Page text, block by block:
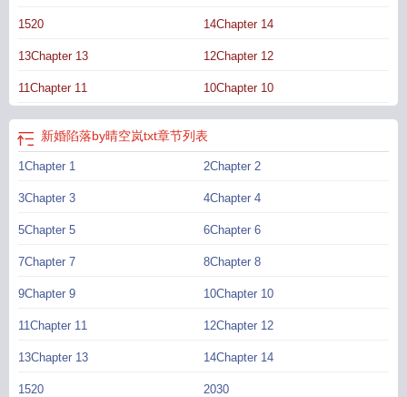
的科技新贵。依旧清冷矜贵，淡于情事。许语茉以为两人的婚姻只是各取所需的
一纸协议。直到某天整理家中电脑时，她无意点开一个文件夹，里面全是她高中
初恋。【阅读提醒】1.双洁he，乖萌大小姐vs腹黑太子爷，天降上位，竹马追妻
火葬场追不上2.女主视角先婚后爱，男主视角暗恋成真——下本待开《竹马失忆
后》——李乐盈的竹马傅斯延，堪称别人家的孩子典范——成绩好、性格稳、长
得帅，是众多女生的爱慕对象。厌倦了女生借她来和他套近乎，李乐盈上大学
后，开始假装不认识他。清净了没两个月，傅斯延忽然出了车祸。李乐盈匆忙赶
李乐盈心里一咯噔，试图装傻：“同学，你认识我？”傅斯延皱了皱眉：“你不是我
的女友。本以为装装样子，等他恢复就行。然而，不知不觉之中，她被他哄着把
情侣之间能做的事，全都做了个遍。更糟的是，他不仅记忆出现了错乱，连性格
他给，睡服了。眼见两人关系彻底变质，李乐盈写了一份免责声明，让傅斯延签
字。傅斯延挑了下眉：“有必要么？”李乐盈：“有啊！你失忆前那叫一个洁身自
声，丢掉手里声明，将她恶劣抵在了桌前：“有没有一种可能，现在的我，才是真
1520 14Chapter 14
13Chapter 13 12Chapter 12
11Chapter 11 10Chapter 10
新婚陷落by晴空岚txt章节列表
1Chapter 1 2Chapter 2
3Chapter 3 4Chapter 4
5Chapter 5 6Chapter 6
7Chapter 7 8Chapter 8
9Chapter 9 10Chapter 10
11Chapter 11 12Chapter 12
13Chapter 13 14Chapter 14
1520 2030